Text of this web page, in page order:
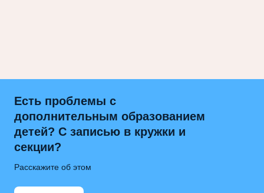
Есть проблемы с
дополнительным образованием
детей? С записью в кружки и
секции?
Расскажите об этом